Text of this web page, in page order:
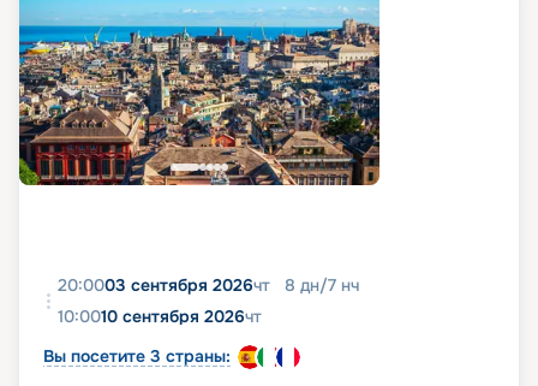
20:0003 сентября 2026чт 8 дн/7 нч
10:0010 сентября 2026чт
Вы посетите 3 страны: